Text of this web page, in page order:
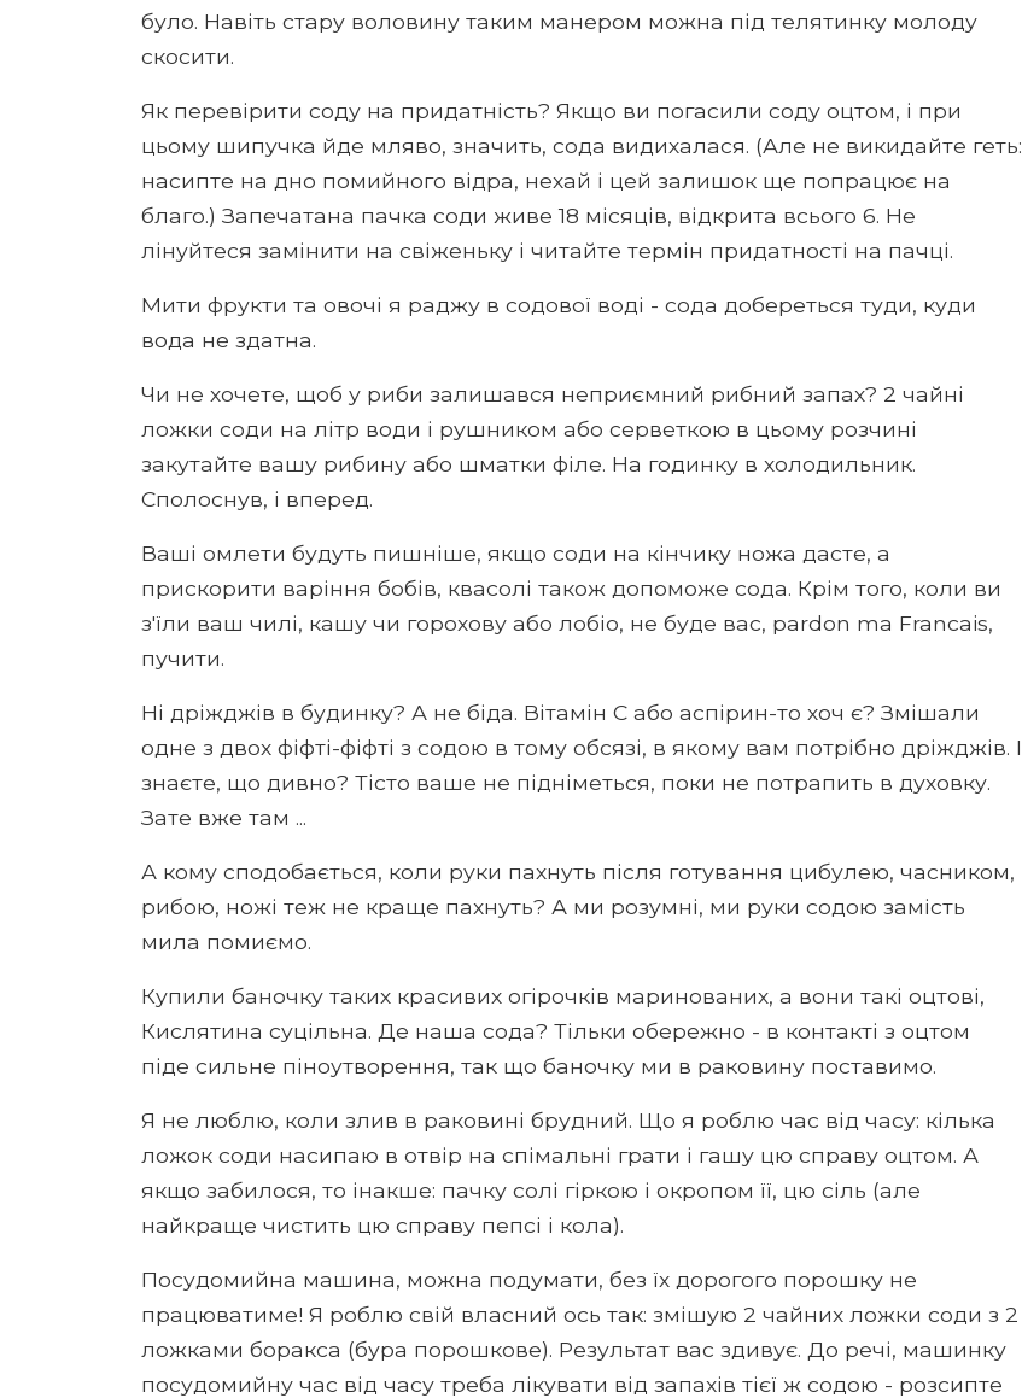
було. Навіть стару воловину таким манером можна під телятинку молоду
скосити.
Як перевірити соду на придатність? Якщо ви погасили соду оцтом, і при
цьому шипучка йде мляво, значить, сода видихалася. (Але не викидайте геть:
насипте на дно помийного відра, нехай і цей залишок ще попрацює на
благо.) Запечатана пачка соди живе 18 місяців, відкрита всього 6. Не
лінуйтеся замінити на свіженьку і читайте термін придатності на пачці.
Мити фрукти та овочі я раджу в содової воді - сода добереться туди, куди
вода не здатна.
Чи не хочете, щоб у риби залишався неприємний рибний запах? 2 чайні
ложки соди на літр води і рушником або серветкою в цьому розчині
закутайте вашу рибину або шматки філе. На годинку в холодильник.
Сполоснув, і вперед.
Ваші омлети будуть пишніше, якщо соди на кінчику ножа дасте, а
прискорити варіння бобів, квасолі також допоможе сода. Крім того, коли ви
з'їли ваш чилі, кашу чи горохову або лобіо, не буде вас, pardon ma Franсais,
пучити.
Ні дріжджів в будинку? А не біда. Вітамін С або аспірин-то хоч є? Змішали
одне з двох фіфті-фіфті з содою в тому обсязі, в якому вам потрібно дріжджів. І
знаєте, що дивно? Тісто ваше не підніметься, поки не потрапить в духовку.
Зате вже там ...
А кому сподобається, коли руки пахнуть після готування цибулею, часником,
рибою, ножі теж не краще пахнуть? А ми розумні, ми руки содою замість
мила помиємо.
Купили баночку таких красивих огірочків маринованих, а вони такі оцтові,
Кислятина суцільна. Де наша сода? Тільки обережно - в контакті з оцтом
піде сильне піноутворення, так що баночку ми в раковину поставимо.
Я не люблю, коли злив в раковині брудний. Що я роблю час від часу: кілька
ложок соди насипаю в отвір на спімальні грати і гашу цю справу оцтом. А
якщо забилося, то інакше: пачку солі гіркою і окропом її, цю сіль (але
найкраще чистить цю справу пепсі і кола).
Посудомийна машина, можна подумати, без їх дорогого порошку не
працюватиме! Я роблю свій власний ось так: змішую 2 чайних ложки соди з 2
ложками боракса (бура порошкове). Результат вас здивує. До речі, машинку
посудомийну час від часу треба лікувати від запахів тієї ж содою - розсипте